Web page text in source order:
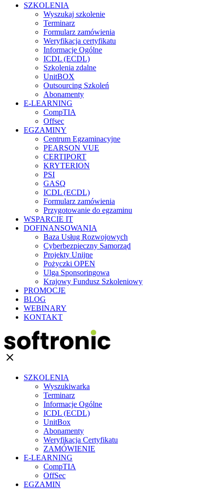
SZKOLENIA
Wyszukaj szkolenie
Terminarz
Formularz zamówienia
Weryfikacja certyfikatu
Informacje Ogólne
ICDL (ECDL)
Szkolenia zdalne
UnitBOX
Outsourcing Szkoleń
Abonamenty
E-LEARNING
CompTIA
Offsec
EGZAMINY
Centrum Egzaminacyjne
PEARSON VUE
CERTIPORT
KRYTERION
PSI
GASQ
ICDL (ECDL)
Formularz zamówienia
Przygotowanie do egzaminu
WSPARCIE IT
DOFINANSOWANIA
Baza Usług Rozwojowych
Cyberbezpieczny Samorząd
Projekty Unijne
Pożyczki OPEN
Ulga Sponsoringowa
Krajowy Fundusz Szkoleniowy
PROMOCJE
BLOG
WEBINARY
KONTAKT
clear
SZKOLENIA
Wyszukiwarka
Terminarz
Informacje Ogólne
ICDL (ECDL)
UnitBox
Abonamenty
Weryfikacja Certyfikatu
ZAMÓWIENIE
E-LEARNING
CompTIA
OffSec
EGZAMIN